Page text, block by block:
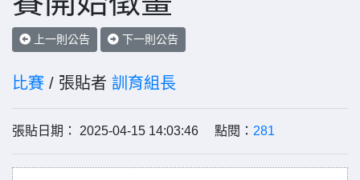
上一則公告 下一則公告
比賽 / 張貼者 訓育組長
張貼日期： 2025-04-15 14:03:46 點閱： 281